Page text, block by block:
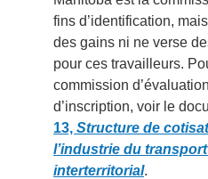
fins d’identification,
des gains ni ne verse
pour ces travailleurs.
commission
d’inscription, voir le
13, Structure de
l’industrie du
interterritorial.